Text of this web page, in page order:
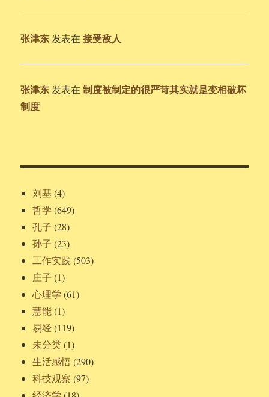
张津东 发表在接受敌人
张津东 发表在制度被制定的很严苛其实就是变相破坏
制度
刘基 (4)
哲学 (649)
孔子 (28)
孙子 (23)
工作实践 (503)
庄子 (1)
心理学 (61)
慧能(1)
易经(119)
未分类(1)
生活感悟(290)
科技观察 (97)